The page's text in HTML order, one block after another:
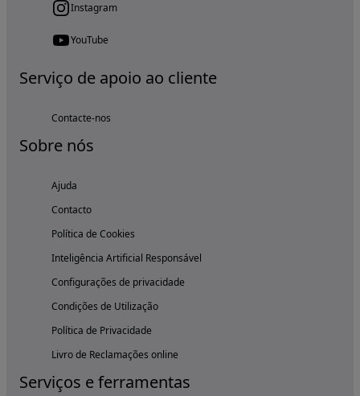
Instagram
YouTube
Serviço de apoio ao cliente
Contacte-nos
Sobre nós
Ajuda
Contacto
Política de Cookies
Inteligência Artificial Responsável
Configurações de privacidade
Condições de Utilização
Política de Privacidade
Livro de Reclamações online
Serviços e ferramentas